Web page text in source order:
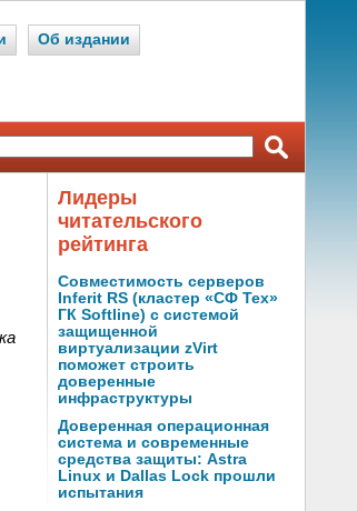
Об издании
Лидеры
читательского
рейтинга
Совместимость серверов
Inferit RS (кластер «СФ Тех»
ГК Softline) с системой
защищенной
виртуализации zVirt
поможет строить
доверенные
инфраструктуры
Доверенная операционная
система и современные
средства защиты: Astra
Linux и Dallas Lock прошли
испытания